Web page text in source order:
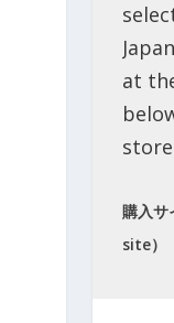
at
購入
site）